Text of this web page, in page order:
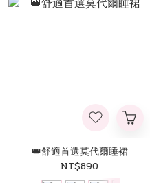
👑舒適首選莫代爾睡裙
NT$890